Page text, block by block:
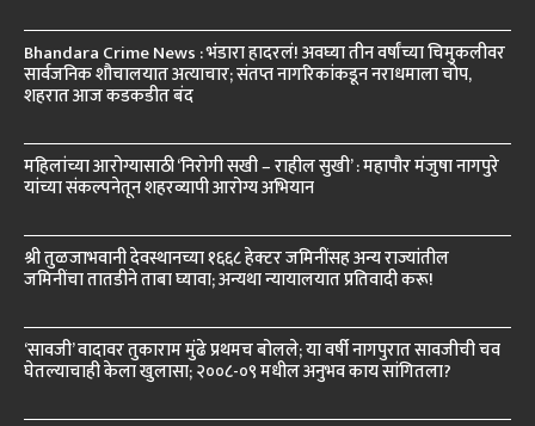
Bhandara Crime News : भंडारा हादरलं! अवघ्या तीन वर्षांच्या चिमुकलीवर
सार्वजनिक शौचालयात अत्याचार; संतप्त नागरिकांकडून नराधमाला चोप,
शहरात आज कडकडीत बंद
महिलांच्या आरोग्यासाठी ‘निरोगी सखी – राहील सुखी’ : महापौर मंजुषा नागपुरे
यांच्या संकल्पनेतून शहरव्यापी आरोग्य अभियान
श्री तुळजाभवानी देवस्थानच्या १६६८ हेक्टर जमिनींसह अन्य राज्यांतील
जमिनींचा तातडीने ताबा घ्यावा; अन्यथा न्यायालयात प्रतिवादी करू!
‘सावजी’ वादावर तुकाराम मुंढे प्रथमच बोलले; या वर्षी नागपुरात सावजीची चव
घेतल्याचाही केला खुलासा; २००८-०९ मधील अनुभव काय सांगितला?